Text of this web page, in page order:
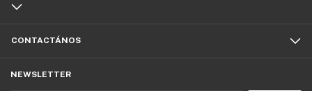
CONTACTÁNOS
NEWSLETTER